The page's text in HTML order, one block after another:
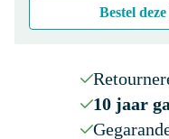
Bestel
10 jaar